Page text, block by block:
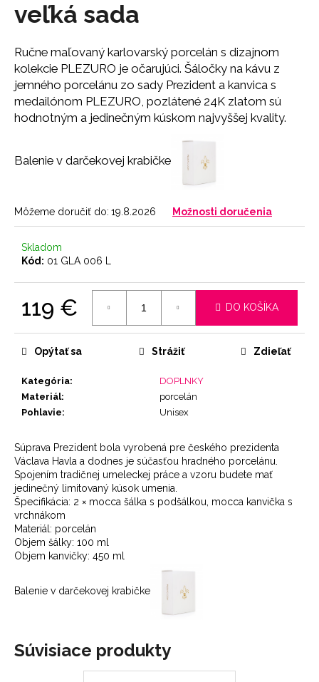
veľká sada
Ručne maľovaný karlovarský porcelán s dizajnom
kolekcie PLEZURO je očarujúci. Šáločky na kávu z
jemného porcelánu zo sady Prezident a kanvica s
medailónom PLEZURO, pozlátené 24K zlatom sú
hodnotným a jedinečným kúskom najvyššej kvality.
Balenie v darčekovej krabičke
Môžeme doručiť do: 19.8.2026 Možnosti doručenia
Skladom
Kód: 01 GLA 006 L
119 € DO KOŠÍKA
Kategória:
DOPLNKY
Materiál:
porcelán
Pohlavie: Unisex
Opýtať sa Strážiť Zdieľať
Súprava Prezident bola vyrobená pre českého prezidenta
Václava Havla a dodnes je súčasťou hradného porcelánu.
Spojením tradičnej umeleckej práce a vzoru budete mať
jedinečný limitovaný kúsok umenia.
Špecifikácia: 2 × mocca šálka s podšálkou, mocca kanvička s
vrchnákom
Materiál: porcelán
Objem šálky: 100 ml
Objem kanvičky: 450 ml
Balenie v darčekovej krabičke
Súvisiace produkty
a
e
LEGÍNY
PUSH-
UP